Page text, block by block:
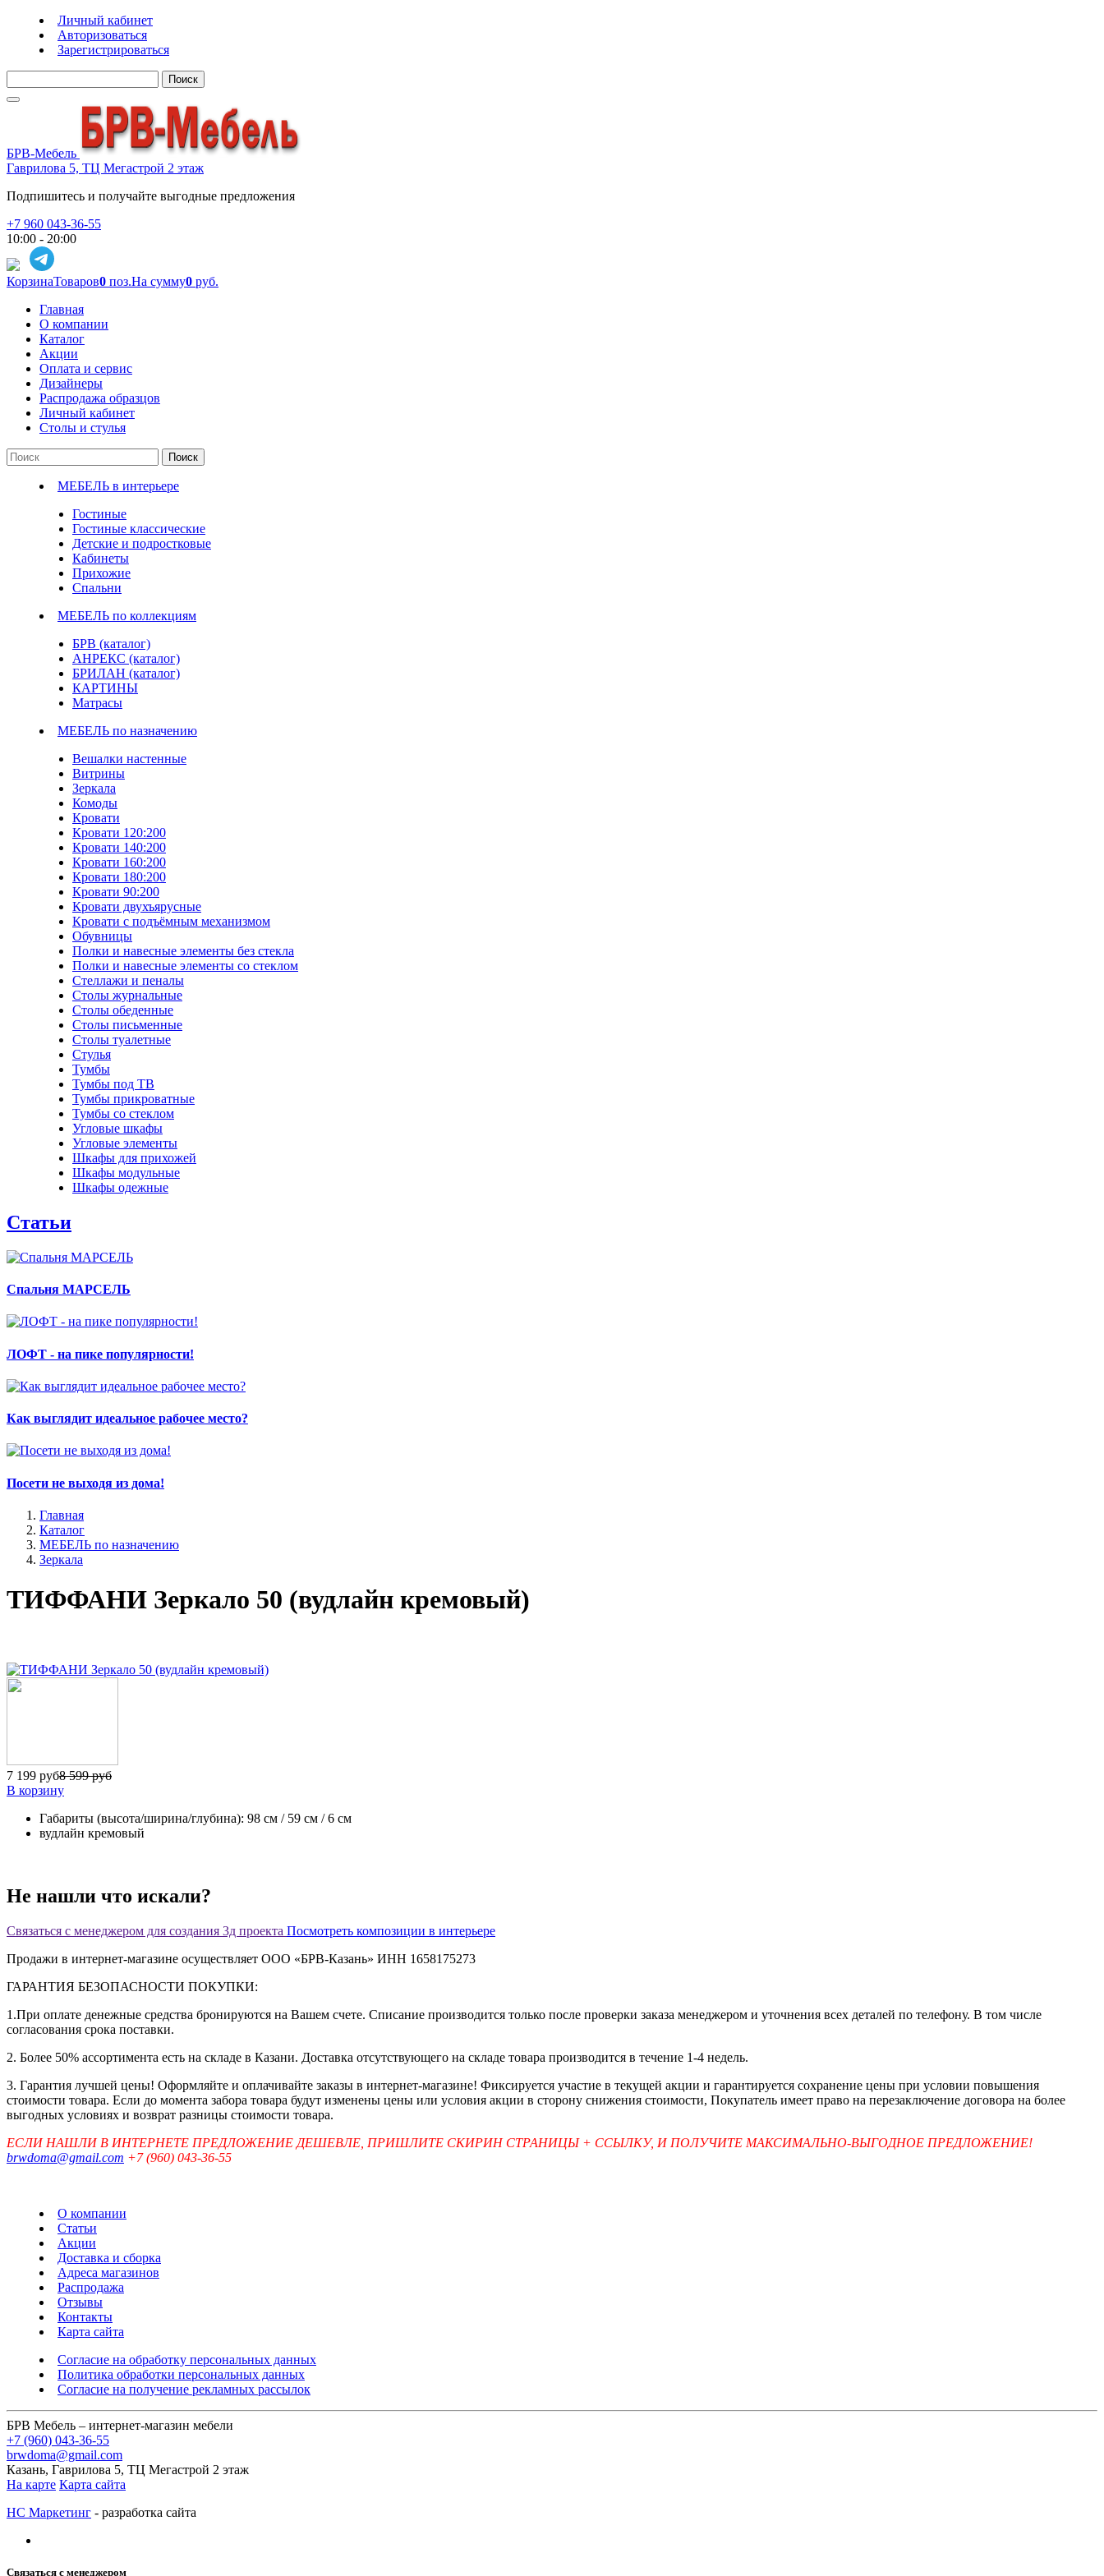
Личный кабинет
Авторизоваться
Зарегистрироваться
Поиск
БРВ-Мебель
Гаврилова 5, ТЦ Мегастрой 2 этаж
Подпишитесь и получайте выгодные предложения
+7 960 043-36-55
10:00 - 20:00
КорзинаТоваров0 поз.На сумму0 руб.
Главная
О компании
Каталог
Акции
Оплата и сервис
Дизайнеры
Распродажа образцов
Личный кабинет
Столы и стулья
Поиск
МЕБЕЛЬ в интерьере
Гостиные
Гостиные классические
Детские и подростковые
Кабинеты
Прихожие
Спальни
МЕБЕЛЬ по коллекциям
БРВ (каталог)
АНРЕКС (каталог)
БРИЛАН (каталог)
КАРТИНЫ
Матрасы
МЕБЕЛЬ по назначению
Вешалки настенные
Витрины
Зеркала
Комоды
Кровати
Кровати 120:200
Кровати 140:200
Кровати 160:200
Кровати 180:200
Кровати 90:200
Кровати двухъярусные
Кровати с подъёмным механизмом
Обувницы
Полки и навесные элементы без стекла
Полки и навесные элементы со стеклом
Стеллажи и пеналы
Столы журнальные
Столы обеденные
Столы письменные
Столы туалетные
Стулья
Тумбы
Тумбы под ТВ
Тумбы прикроватные
Тумбы со стеклом
Угловые шкафы
Угловые элементы
Шкафы для прихожей
Шкафы модульные
Шкафы одежные
Статьи
Спальня МАРСЕЛЬ
ЛОФТ - на пике популярности!
Как выглядит идеальное рабочее место?
Посети не выходя из дома!
Главная
Каталог
МЕБЕЛЬ по назначению
Зеркала
ТИФФАНИ Зеркало 50 (вудлайн кремовый)
7 199 руб8 599 руб
В корзину
Габариты (высота/ширина/глубина): 98 см / 59 см / 6 см
вудлайн кремовый
Не нашли что искали?
Связаться с менеджером для создания 3д проекта Посмотреть композиции в интерьере
Продажи в интернет-магазине осуществляет ООО «БРВ-Казань» ИНН 1658175273
ГАРАНТИЯ БЕЗОПАСНОСТИ ПОКУПКИ:
1.При оплате денежные средства бронируются на Вашем счете. Списание производится только после проверки заказа менеджером и уточнения всех деталей по телефону. В том числе
согласования срока поставки.
2. Более 50% ассортимента есть на складе в Казани. Доставка отсутствующего на складе товара производится в течение 1-4 недель.
3. Гарантия лучшей цены! Оформляйте и оплачивайте заказы в интернет-магазине! Фиксируется участие в текущей акции и гарантируется сохранение цены при условии повышения
стоимости товара. Если до момента забора товара будут изменены цены или условия акции в сторону снижения стоимости, Покупатель имеет право на перезаключение договора на более
выгодных условиях и возврат разницы стоимости товара.
ЕСЛИ НАШЛИ В ИНТЕРНЕТЕ ПРЕДЛОЖЕНИЕ ДЕШЕВЛЕ, ПРИШЛИТЕ СКИРИН СТРАНИЦЫ + ССЫЛКУ, И ПОЛУЧИТЕ МАКСИМАЛЬНО-ВЫГОДНОЕ ПРЕДЛОЖЕНИЕ!
brwdoma@gmail.com +7 (960) 043-36-55
О компании
Статьи
Акции
Доставка и сборка
Адреса магазинов
Распродажа
Отзывы
Контакты
Карта сайта
Согласие на обработку персональных данных
Политика обработки персональных данных
Согласие на получение рекламных рассылок
БРВ Мебель – интернет-магазин мебели
+7 (960) 043-36-55
brwdoma@gmail.com
Казань, Гаврилова 5, ТЦ Мегастрой 2 этаж
На карте Карта сайта
НС Маркетинг - разработка сайта
Связаться с менеджером